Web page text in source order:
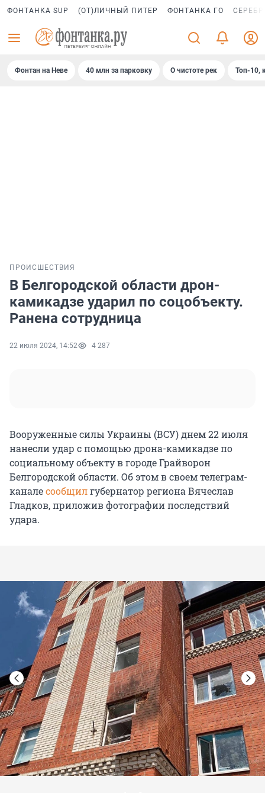
ФОНТАНКА SUP (ОТ)ЛИЧНЫЙ ПИТЕР ФОНТАНКА ГО
Фонтан на Неве 40 млн за парковку О чистоте рек Топ-10,
ПРОИСШЕСТВИЯ
В Белгородской области дрон-
камикадзе ударил по соцобъекту.
Ранена сотрудница
22 июля 2024, 14:52 4 287
Вооруженные силы Украины (ВСУ) днем 22 июля
нанесли удар с помощью дрона-камикадзе по
социальному объекту в городе Грайворон
Белгородской области. Об этом в своем телеграм-
каналесообщилгубернатор региона Вячеслав
Гладков, приложив фотографии последствий
удара.